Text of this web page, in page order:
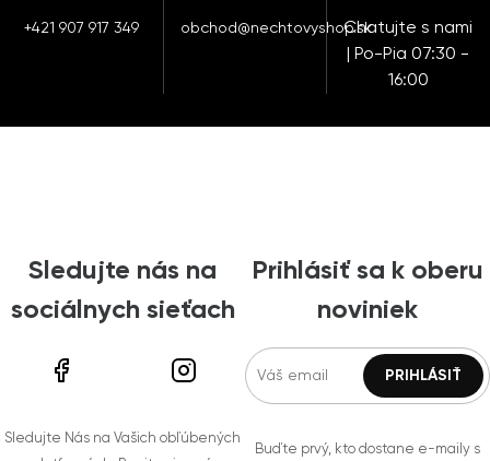
+421 907 917 349 obchod@nechtovyshop.skChatujte s nami
| Po-Pia 07:30 -
16:00
Sledujte nás na
sociálnych sieťach
Sledujte Nás na Vašich obľúbených
Prihlásiť sa k oberu
noviniek
Buďte prvý, kto dostane e-maily s